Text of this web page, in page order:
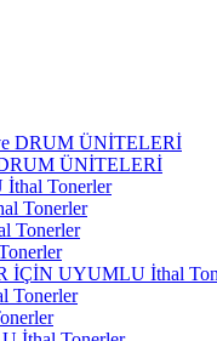
ÜNİTELERİ
Tonerler
Tonerler
Tonerler
İÇİN UYUMLU İthal
Tonerler